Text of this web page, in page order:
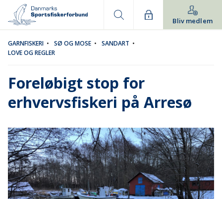
Bliv medlem
GARNFISKERI • SØ OG MOSE • SANDART •
LOVE OG REGLER
Foreløbigt stop for
erhvervsfiskeri på Arresø